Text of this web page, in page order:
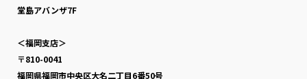
堂島アバンザ7F
＜福岡支店＞
〒810-0041
福岡県福岡市中央区大名二丁目6番50号